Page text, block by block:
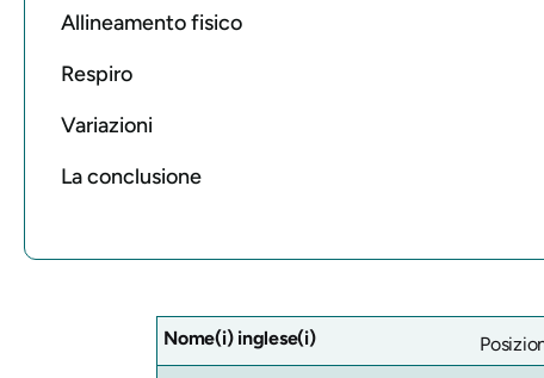
Allineamento fisico
Respiro
Variazioni
La conclusione
Nome(i) inglese(i)